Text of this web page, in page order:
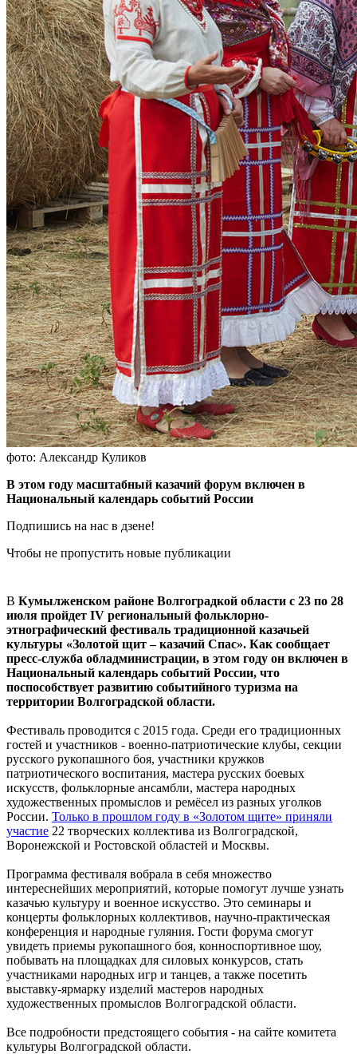
фото: Александр Куликов
В этом году масштабный казачий форум включен в
Национальный календарь событий России
Подпишись на нас в дзене!
Чтобы не пропустить новые публикации
В Кумылженском районе Волгоградкой области с 23 по 28
июля пройдет IV региональный фольклорно-
этнографический фестиваль традиционной казачьей
культуры «Золотой щит – казачий Спас». Как сообщает
пресс-служба обладминистрации, в этом году он включен в
Национальный календарь событий России, что
поспособствует развитию событийного туризма на
территории Волгоградской области.
Фестиваль проводится с 2015 года. Среди его традиционных
гостей и участников - военно-патриотические клубы, секции
русского рукопашного боя, участники кружков
патриотического воспитания, мастера русских боевых
искусств, фольклорные ансамбли, мастера народных
художественных промыслов и ремёсел из разных уголков
России. Только в прошлом году в «Золотом щите» приняли
участие 22 творческих коллектива из Волгоградской,
Воронежской и Ростовской областей и Москвы.
Программа фестиваля вобрала в себя множество
интереснейших мероприятий, которые помогут лучше узнать
казачью культуру и военное искусство. Это семинары и
концерты фольклорных коллективов, научно-практическая
конференция и народные гуляния. Гости форума смогут
увидеть приемы рукопашного боя, конноспортивное шоу,
побывать на площадках для силовых конкурсов, стать
участниками народных игр и танцев, а также посетить
выставку-ярмарку изделий мастеров народных
художественных промыслов Волгоградской области.
Все подробности предстоящего события - на сайте комитета
культуры Волгоградской области.